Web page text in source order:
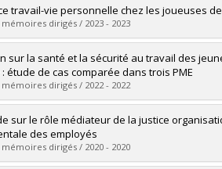
:Lumperdean, Delia A.
Sc.
le document dans Papyrus
travail-vie personnelle chez les joueuses
dirigés / 2023 - 2023
:Trevisan, Maude
Sc.
le document dans Papyrus
sur la santé et la sécurité au travail des
étude de cas comparée dans trois PME
dirigés / 2022 - 2022
:Cossette, Joëlle
Sc.
le document dans Papyrus
sur le rôle médiateur de la justice
des employés
dirigés / 2020 - 2020